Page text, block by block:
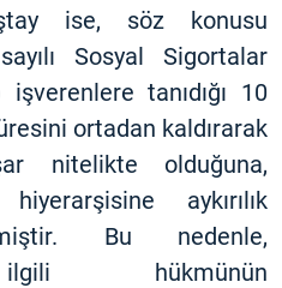
ise, söz konusu
Sosyal Sigortalar
işverenlere tanıdığı 10
ortadan kaldırarak
nitelikte olduğuna,
aykırılık
Bu nedenle,
ilgili hükmünün